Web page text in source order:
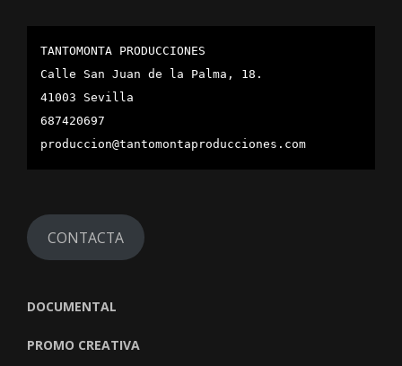
TANTOMONTA PRODUCCIONES
Calle San Juan de la Palma, 18.
41003 Sevilla
687420697
produccion@tantomontaproducciones.com
CONTACTA
DOCUMENTAL
PROMO CREATIVA